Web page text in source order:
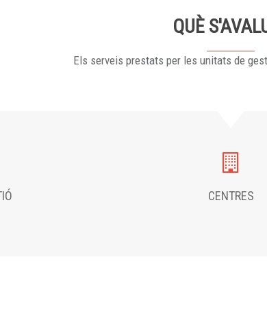
QUÈ
Els serveis prestats per les unitats de
CENTRES